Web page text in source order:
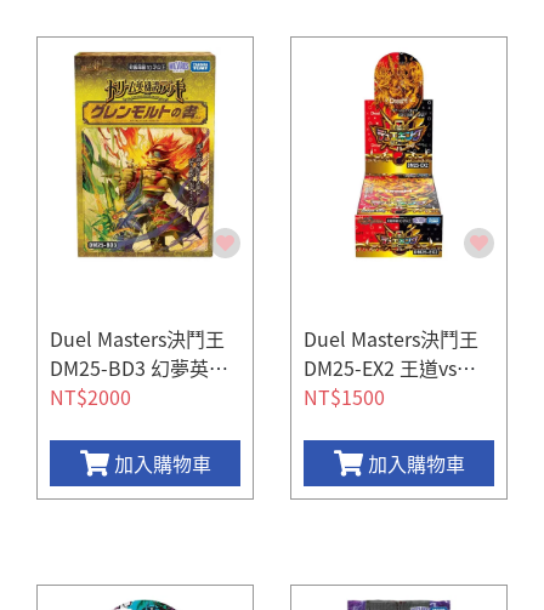
Duel Masters決鬥王
DM25-BD3 幻夢英雄
譚 グレンモルトの書
NT$2000
加入購物車
Duel Masters決鬥王
DM25-EX2 王道vs邪
道 DUEL KING W DRe
NT$1500
加入購物車